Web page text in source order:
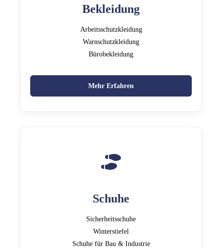
Bekleidung
Arbeitsschutzkleidung
Warnschutzkleidung
Bürobekleidung
Mehr Erfahren
Schuhe
Sicherheitsschuhe
Winterstiefel
Schuhe für Bau & Industrie